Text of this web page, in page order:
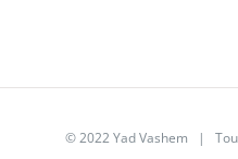
© 2022 Yad Vashem |